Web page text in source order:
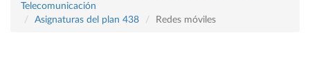
Telecomunicación
Asignaturas del plan 438
Redes móviles